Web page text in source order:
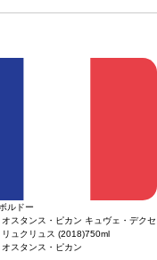
ーズなどと好相性
ルドー
オスタンス・ピカン キュヴェ・デクセ
リュクリュス (2018)750ml
スタンス・ピカン